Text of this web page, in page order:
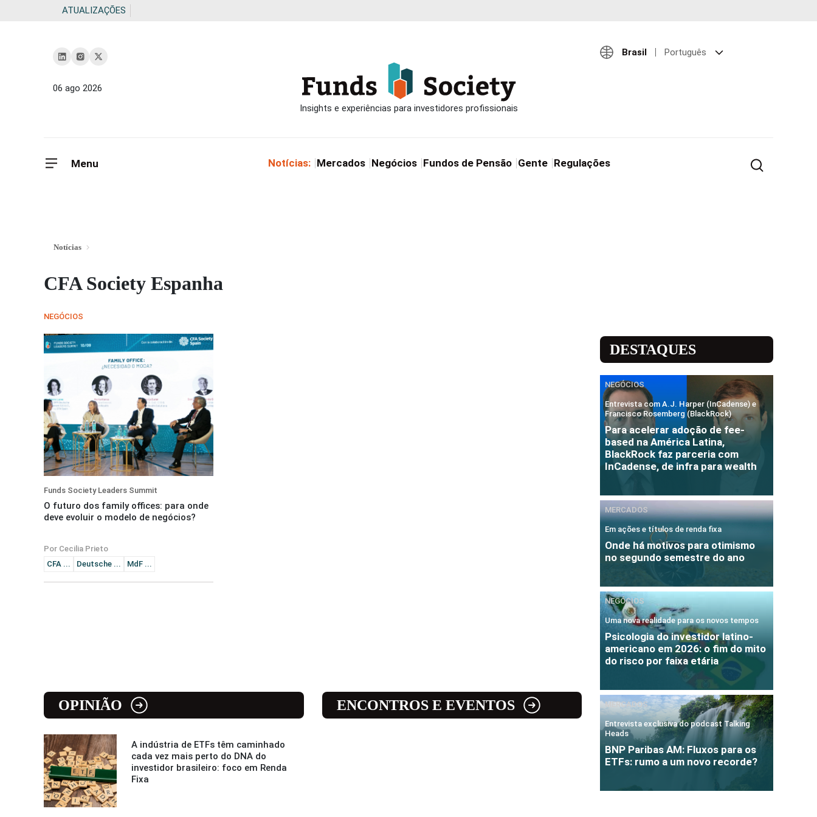
ATUALIZAÇÕES
06 ago 2026
Brasil Português
Menu Notícias: Mercados Negócios Fundos de Pensão Gente Regulações
Notícias
CFA Society Espanha
NEGÓCIOS
Funds Society Leaders Summit
O futuro dos family offices: para onde
deve evoluir o modelo de negócios?
Por Cecilia Prieto
CFA ...
Deutsche ... MdF ...
OPINIÃO
A indústria de ETFs têm caminhado
cada vez mais perto do DNA do
investidor brasileiro: foco em Renda
Fixa
ENCONTROS E EVENTOS
DESTAQUES
NEGÓCIOS
Entrevista com A.J. Harper (InCadense) e
Francisco Rosemberg (BlackRock)
Para acelerar adoção de fee-
based na América Latina,
BlackRock faz parceria com
InCadense, de infra para wealth
MERCADOS
Em ações e títulos de renda fixa
Onde há motivos para otimismo
no segundo semestre do ano
NEGÓCIOS
Uma nova realidade para os novos tempos
Psicologia do investidor latino-
americano em 2026: o fim do mito
do risco por faixa etária
MERCADOS
Entrevista exclusiva do podcast Talking
Heads
BNP Paribas AM: Fluxos para os
ETFs: rumo a um novo recorde?